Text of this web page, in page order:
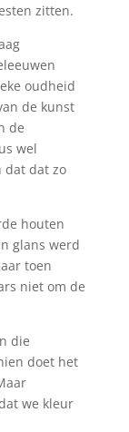
zitten.
oudheid
de kunst
de
wel
dat dat zo
houten
glans werd
toen
niet om de
die
doet het
we kleur